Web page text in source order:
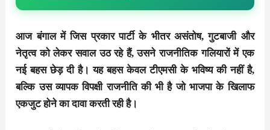
आज बंगाल में जिस प्रकार पार्टी के भीतर असंतोष, गुटबाजी और
नेतृत्व को लेकर सवाल उठ रहे हैं, उसने राजनीतिक गलियारों में एक
नई बहस छेड़ दी है। यह बहस केवल टीएमसी के भविष्य की नहीं है,
बल्कि उस व्यापक विपक्षी राजनीति की भी है जो भाजपा के खिलाफ
एकजुट होने का दावा करती रही है।